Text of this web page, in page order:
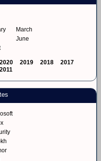
March
June
2020 2019 2018
2017
2011